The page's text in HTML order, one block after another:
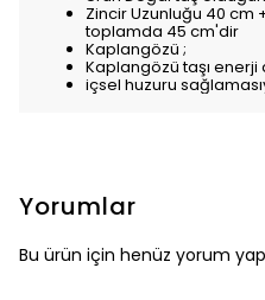
Zincir Uzunluğu 40 cm
toplamda 45 cm'dir
Kaplangözü ;
Kaplangözü taşı enerji
içsel huzuru
Yorumlar
Bu ürün için henüz yorum